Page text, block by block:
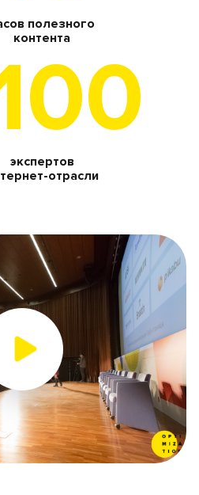
полезного
контента
экспертов
отрасли